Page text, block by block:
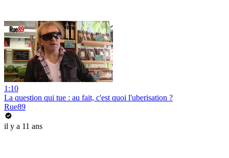
1:10
La question qui tue : au fait, c'est quoi l'uberisation ?
Rue89
il y a 11 ans